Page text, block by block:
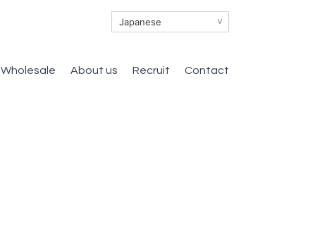
∨
Wholesale About us Recruit Contact